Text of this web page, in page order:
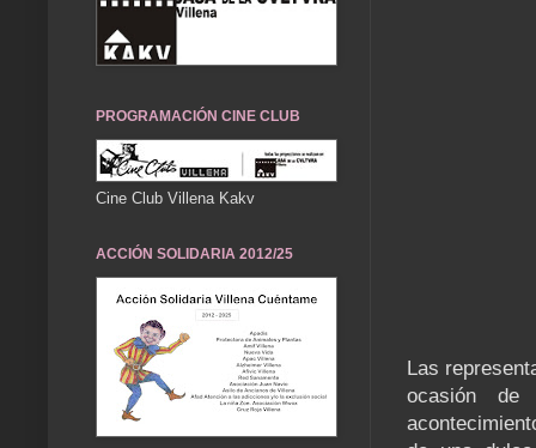
Las
ocasión
PROGRAMACIÓN CINE CLUB
Cine Club Villena Kakv
ACCIÓN SOLIDARIA 2012/25